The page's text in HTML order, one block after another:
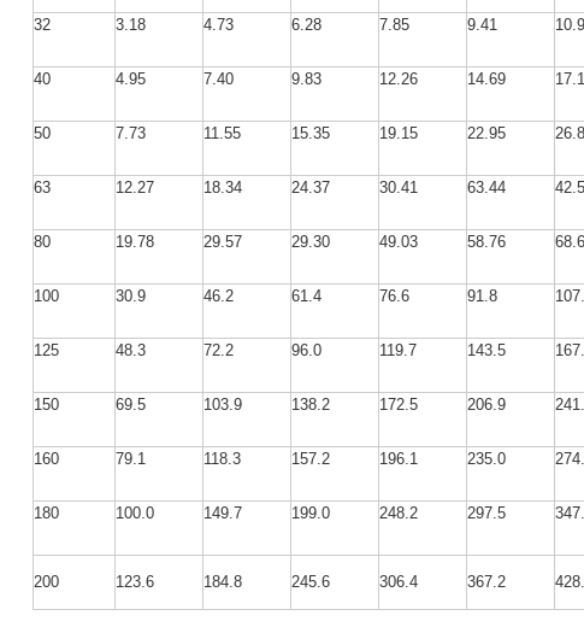
32 3.18 4.73 6.28 7.85 9.41
40 4.95 7.40 9.83 12.26 14.69
50 7.73 11.55 15.35 19.15 22.95
63 12.27 18.34 24.37 30.41 63.44
80 19.78 29.57 29.30 49.03 58.76
100 30.9 46.2 61.4 76.6 91.8
125 48.3 72.2 96.0 119.7 143.5
150 69.5 103.9 138.2 172.5 206.9
160 79.1 118.3 157.2 196.1 235.0
180 100.0 149.7 199.0 248.2 297.5
200 123.6 184.8 245.6 306.4 367.2